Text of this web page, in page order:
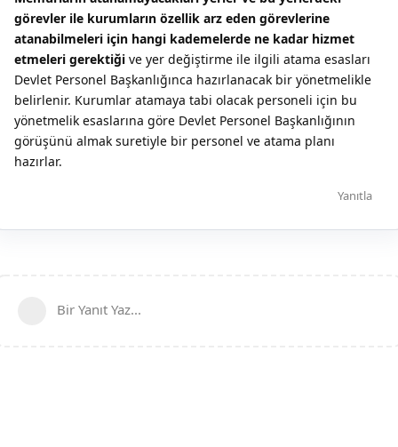
görevler ile kurumların özellik arz eden görevlerine
atanabilmeleri için hangi kademelerde ne kadar hizmet
etmeleri gerektiği ve yer değiştirme ile ilgili atama esasları
Devlet Personel Başkanlığınca hazırlanacak bir yönetmelikle
belirlenir. Kurumlar atamaya tabi olacak personeli için bu
yönetmelik esaslarına göre Devlet Personel Başkanlığının
görüşünü almak suretiyle bir personel ve atama planı
hazırlar.
Yanıtla
Bir Yanıt Yaz...